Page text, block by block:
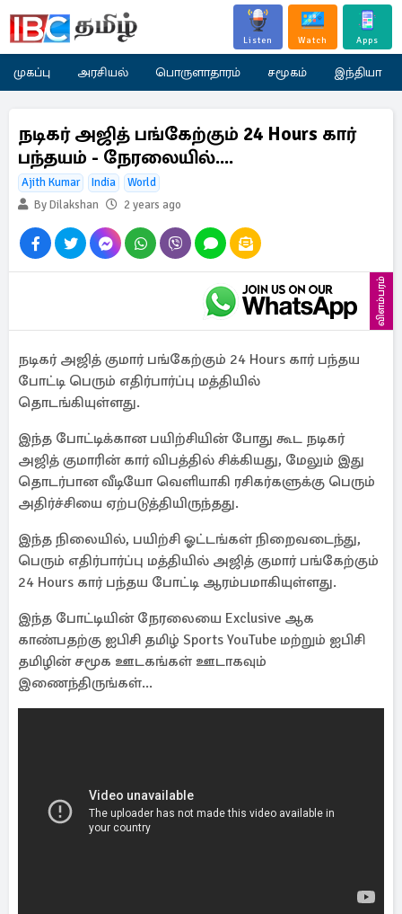
Listen Watch Apps
முகப்பு அரசியல் பொருளாதாரம் சமூகம் இந்தியா
நடிகர் அஜித் பங்கேற்கும் 24 Hours கார்
பந்தயம் - நேரலையில்....
Ajith Kumar India
World
By Dilakshan
2 years ago
விளம்பரம்
நடிகர் அஜித் குமார் பங்கேற்கும் 24 Hours கார் பந்தய
போட்டி பெரும் எதிர்பார்ப்பு மத்தியில்
தொடங்கியுள்ளது.
இந்த போட்டிக்கான பயிற்சியின் போது கூட நடிகர்
அஜித் குமாரின் கார் விபத்தில் சிக்கியது, மேலும் இது
தொடர்பான வீடியோ வெளியாகி ரசிகர்களுக்கு பெரும்
அதிர்ச்சியை ஏற்படுத்தியிருந்தது.
இந்த நிலையில், பயிற்சி ஓட்டங்கள் நிறைவடைந்து,
பெரும் எதிர்பார்ப்பு மத்தியில் அஜித் குமார் பங்கேற்கும்
24 Hours கார் பந்தய போட்டி ஆரம்பமாகியுள்ளது.
இந்த போட்டியின் நேரலையை Exclusive ஆக
காண்பதற்கு ஐபிசி தமிழ் Sports YouTube மற்றும் ஐபிசி
தமிழின் சமூக ஊடகங்கள் ஊடாகவும்
இணைந்திருங்கள்...